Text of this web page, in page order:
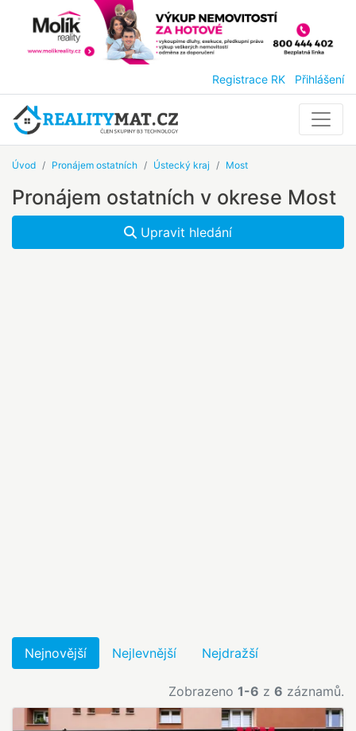
Registrace RK Přihlášení
Úvod Pronájem ostatních Ústecký kraj Most
Pronájem ostatních v okrese Most
Upravit hledání
Nejnovější Nejlevnější Nejdražší
Zobrazeno 1-6 z 6 záznamů.